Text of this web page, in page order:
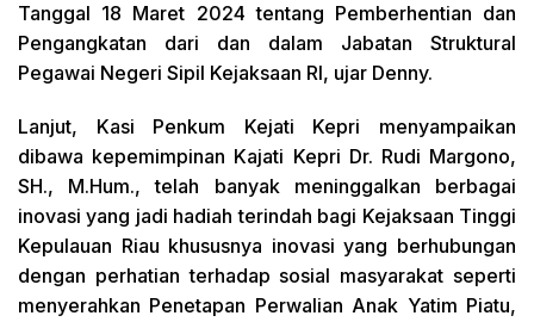
Tanggal 18 Maret 2024 tentang Pemberhentian dan
Pengangkatan dari dan dalam Jabatan Struktural
Pegawai Negeri Sipil Kejaksaan RI, ujar Denny.
Lanjut, Kasi Penkum Kejati Kepri menyampaikan
dibawa kepemimpinan Kajati Kepri Dr. Rudi Margono,
SH., M.Hum., telah banyak meninggalkan berbagai
inovasi yang jadi hadiah terindah bagi Kejaksaan Tinggi
Kepulauan Riau khususnya inovasi yang berhubungan
dengan perhatian terhadap sosial masyarakat seperti
menyerahkan Penetapan Perwalian Anak Yatim Piatu,